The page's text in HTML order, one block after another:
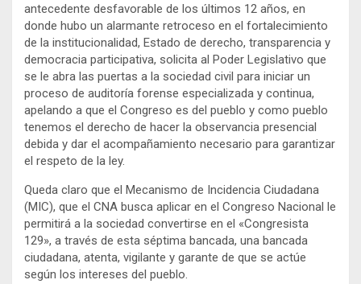
antecedente desfavorable de los últimos 12 años, en
donde hubo un alarmante retroceso en el fortalecimiento
de la institucionalidad, Estado de derecho, transparencia y
democracia participativa, solicita al Poder Legislativo que
se le abra las puertas a la sociedad civil para iniciar un
proceso de auditoría forense especializada y continua,
apelando a que el Congreso es del pueblo y como pueblo
tenemos el derecho de hacer la observancia presencial
debida y dar el acompañamiento necesario para garantizar
el respeto de la ley.
Queda claro que el Mecanismo de Incidencia Ciudadana
(MIC), que el CNA busca aplicar en el Congreso Nacional le
permitirá a la sociedad convertirse en el «Congresista
129», a través de esta séptima bancada, una bancada
ciudadana, atenta, vigilante y garante de que se actúe
según los intereses del pueblo.